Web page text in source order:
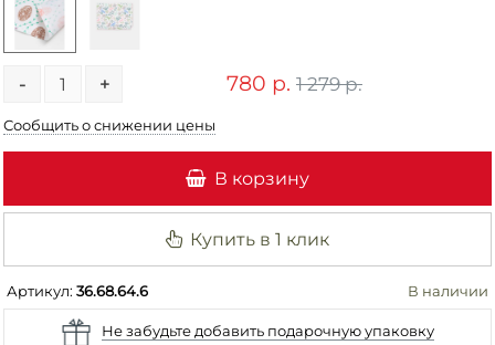
- + 780 р. 1 279 р.
Сообщить о снижении цены
В корзину
Купить в 1 клик
Артикул:36.68.64.6 В наличии
Не забудьте добавить подарочную упаковку